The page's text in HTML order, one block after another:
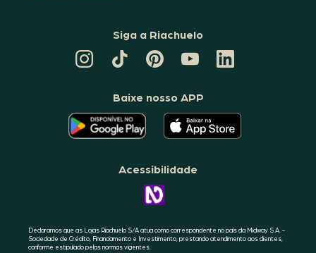
Siga a Riachuelo
TIKTOK
DA
PINTEREST
DA
CANAL
DA
RIACHUELO
LINKEDIN
DA
Baixe nosso APP
O
APLICATIVO
DA
RIACHUELO
GOOGLE
O
APLICATIVO
DA
RIACHUELO
Acessibilidade
CONHEÇA
A
Declaramos que as Lojas Riachuelo S/A atua como correspondente no país da Midway S.A. -
Sociedade de Crédito, Financiamento e Investimento, prestando atendimento aos clientes,
conforme estipulado pelas normas vigentes.